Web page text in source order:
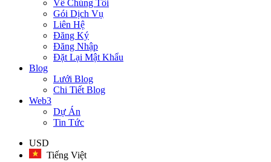
Về Chúng Tôi
Gói Dịch Vụ
Liên Hệ
Đăng Ký
Đăng Nhập
Đặt Lại Mật Khẩu
Blog
Lưới Blog
Chi Tiết Blog
Web3
Dự Án
Tin Tức
USD
Tiếng Việt